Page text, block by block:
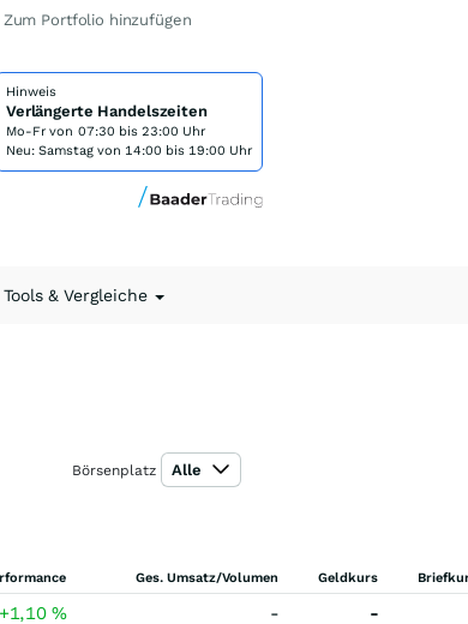
Zum Portfolio hinzufügen
Hinweis
Verlängerte Handelszeiten
Mo-Fr von 07:30 bis 23:00 Uhr
Neu: Samstag von 14:00 bis 19:00 Uhr
Tools & Vergleiche
Börsenplatz Alle
Ges. Umsatz/Volumen Geldkurs
+1,10%
-
-